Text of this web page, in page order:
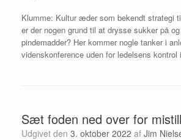
Klumme: Kultur æder som bekendt strategi
er der nogen grund til at drysse sukker på
pindemadder? Her kommer nogle tanker i
videnskonference uden for ledelsens kontrol
Sæt foden ned over for
Udgivet den 3. oktober 2022 af Jim